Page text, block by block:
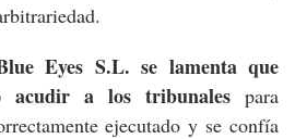
Eyes S.L. se lamenta que
acudir a los tribunales para
ejecutado y se confía